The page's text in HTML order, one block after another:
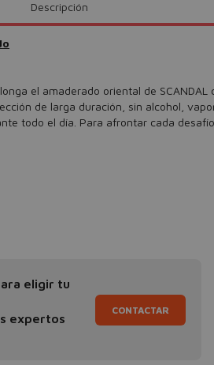
Descripción
el amaderado oriental de SCANDAL
de larga duración, sin alcohol,
todo el día. Para afrontar cada
eligir tu
expertos
CONTACTAR